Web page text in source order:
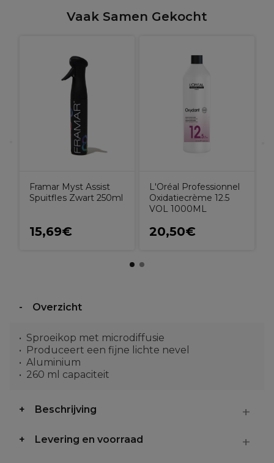
Vaak Samen Gekocht
Framar Myst Assist
Spuitfles Zwart 250ml
15,69€
L'Oréal Professionnel
Oxidatiecrème 12.5
VOL 1000ML
20,50€
Overzicht
Sproeikop met microdiffusie
Produceert een fijne lichte nevel
Aluminium
260 ml capaciteit
Beschrijving
Levering en voorraad